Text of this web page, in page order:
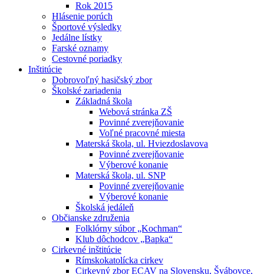
Rok 2015
Hlásenie porúch
Športové výsledky
Jedálne lístky
Farské oznamy
Cestovné poriadky
Inštitúcie
Dobrovoľný hasičský zbor
Školské zariadenia
Základná škola
Webová stránka ZŠ
Povinné zverejňovanie
Voľné pracovné miesta
Materská škola, ul. Hviezdoslavova
Povinné zverejňovanie
Výberové konanie
Materská škola, ul. SNP
Povinné zverejňovanie
Výberové konanie
Školská jedáleň
Občianske združenia
Folklórny súbor „Kochman“
Klub dôchodcov „Bapka“
Cirkevné inštitúcie
Rímskokatolícka cirkev
Cirkevný zbor ECAV na Slovensku, Švábovce,